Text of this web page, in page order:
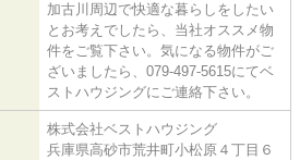
加古川周辺で快適な暮らしをしたい
とお考えでしたら、当社オススメ物
件をご覧下さい。気になる物件がご
ざいましたら、079-497-5615にてベ
ストハウジングにご連絡下さい。
株式会社ベストハウジング
兵庫県高砂市荒井町小松原４丁目６